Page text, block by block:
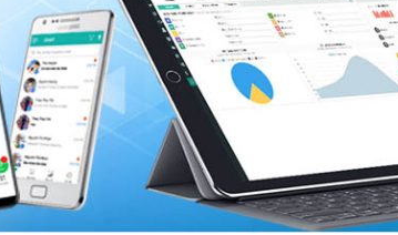
hảo cho các doanh nghiệp
quả không? là những câu hỏi được nhiều nhà
rộng thị trường kinh doanh. Bài viết sau đây sẽ
phương án kinh doanh hợp lý.
quả cao